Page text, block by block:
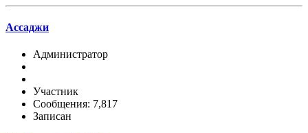
Ассаджи
Администратор
Участник
Сообщения: 7,817
Записан